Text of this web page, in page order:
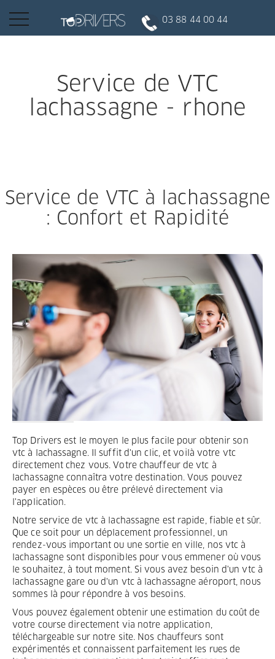
INSCRIPTION CLIENT
Conduire
Termes et Conditions
Mentions légales
Privacy
Basculer
03 88 44 00 44
Service de VTC
lachassagne - rhone
Service de VTC à lachassagne
: Confort et Rapidité
Top Drivers est le moyen le plus facile pour obtenir son
vtc à lachassagne. Il suffit d'un clic, et voilà votre vtc
directement chez vous. Votre chauffeur de vtc à
lachassagne connaîtra votre destination. Vous pouvez
payer en espèces ou être prélevé directement via
l'application.
Notre service de vtc à lachassagne est rapide, fiable et sûr.
Que ce soit pour un déplacement professionnel, un
rendez-vous important ou une sortie en ville, nos vtc à
lachassagne sont disponibles pour vous emmener où vous
le souhaitez, à tout moment. Si vous avez besoin d'un vtc à
lachassagne gare ou d'un vtc à lachassagne aéroport, nous
sommes là pour répondre à vos besoins.
Vous pouvez également obtenir une estimation du coût de
votre course directement via notre application,
téléchargeable sur notre site. Nos chauffeurs sont
expérimentés et connaissent parfaitement les rues de